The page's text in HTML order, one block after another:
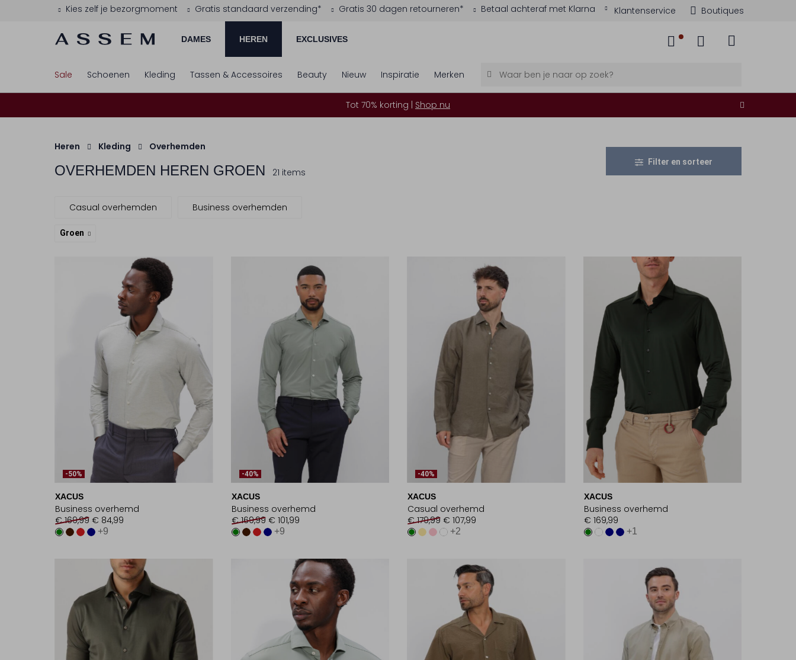
Kies zelf je bezorgmoment Gratis standaard verzending* Gratis 30 dagen retourneren* Betaal achteraf met Klarna Klantenservice Boutiques
DAMES HEREN EXCLUSIVES
Sale Schoenen Kleding Tassen & Accessoires Beauty Nieuw Inspiratie Merken
Tot 70% korting | Shop nu
Heren Kleding Overhemden
OVERHEMDEN HEREN GROEN 21 items
Filter en sorteer
Casual overhemden Business overhemden
Groen
-50%
XACUS
Business overhemd
€ 169,99 € 84,99
+9
-40%
XACUS
Business overhemd
€ 169,99 € 101,99
+9
-40%
XACUS
Casual overhemd
€ 179,99 € 107,99
+2
XACUS
Business overhemd
€ 169,99
+1